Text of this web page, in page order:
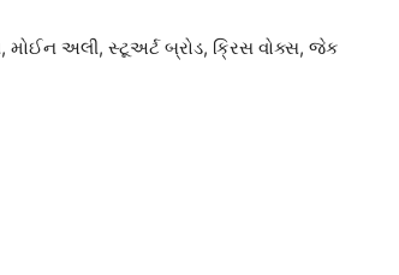
મોઈન અલી, સ્ટૂઅર્ટ બ્રોડ, ક્રિસ વોક્સ, જેક